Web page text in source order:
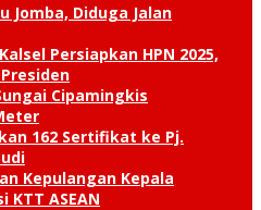
Jomba, Diduga Jalan
Persiapkan HPN 2025,
Cipamingkis
162 Sertifikat ke Pj.
Kepulangan Kepala
KTT ASEAN